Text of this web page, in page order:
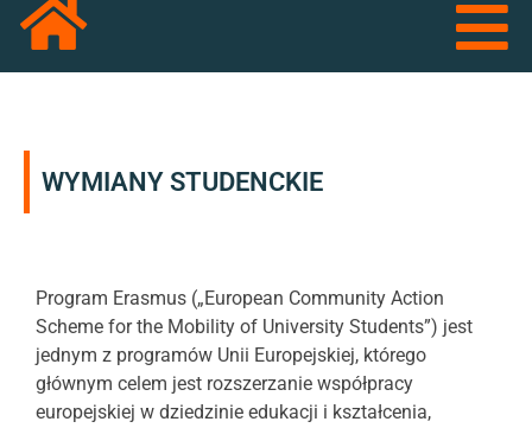
WYMIANY STUDENCKIE
Program Erasmus („European Community Action
Scheme for the Mobility of University Students”) jest
jednym z programów Unii Europejskiej, którego
głównym celem jest rozszerzanie współpracy
europejskiej w dziedzinie edukacji i kształcenia,